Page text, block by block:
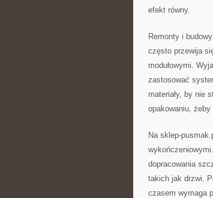
efekt równy.
Remonty i
często przewija
modułowymi.
zastosować
materiały, by nie
opakowaniu,
Na sklep-
dopracowania
takich jak drzwi.
czasem wymaga